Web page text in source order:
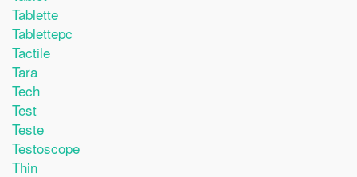
Tablette
Tablettepc
Tactile
Tara
Tech
Test
Teste
Testoscope
Thin